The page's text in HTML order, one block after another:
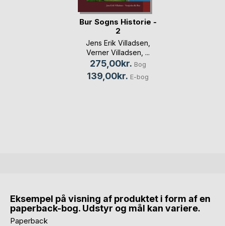
Bur Sogns Historie -
2
Jens Erik Villadsen
Verner Villadsen , ...
275,00kr. Bog
139,00kr. E-bog
Eksempel på visning af produktet i form af en
paperback-bog. Udstyr og mål kan variere.
Paperback